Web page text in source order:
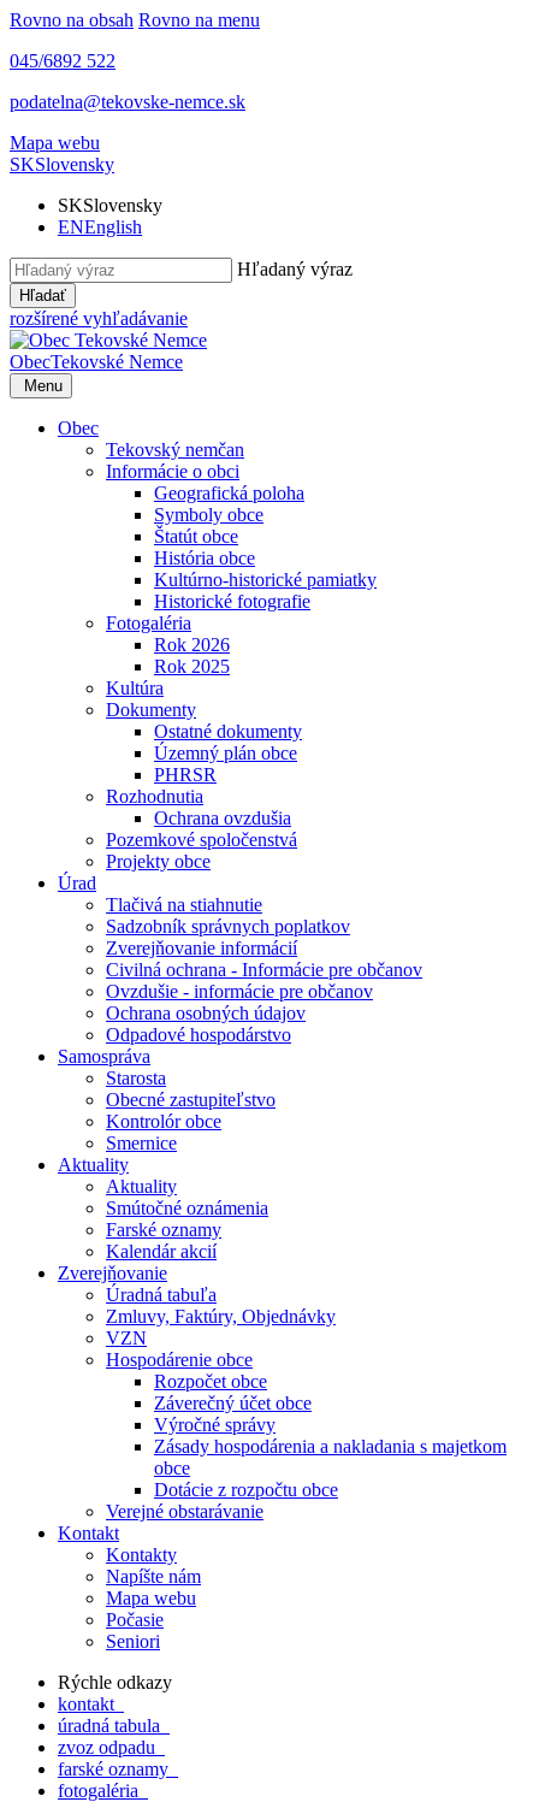
Rovno na obsah Rovno na menu
045/6892 522
podatelna@tekovske-nemce.sk
Mapa webu
SKSlovensky
SKSlovensky
ENEnglish
Hľadaný výraz
Hľadať
rozšírené vyhľadávanie
ObecTekovské Nemce
Menu
Obec
Tekovský nemčan
Informácie o obci
Geografická poloha
Symboly obce
Štatút obce
História obce
Kultúrno-historické pamiatky
Historické fotografie
Fotogaléria
Rok 2026
Rok 2025
Kultúra
Dokumenty
Ostatné dokumenty
Územný plán obce
PHRSR
Rozhodnutia
Ochrana ovzdušia
Pozemkové spoločenstvá
Projekty obce
Úrad
Tlačivá na stiahnutie
Sadzobník správnych poplatkov
Zverejňovanie informácií
Civilná ochrana - Informácie pre občanov
Ovzdušie - informácie pre občanov
Ochrana osobných údajov
Odpadové hospodárstvo
Samospráva
Starosta
Obecné zastupiteľstvo
Kontrolór obce
Smernice
Aktuality
Aktuality
Smútočné oznámenia
Farské oznamy
Kalendár akcií
Zverejňovanie
Úradná tabuľa
Zmluvy, Faktúry, Objednávky
VZN
Hospodárenie obce
Rozpočet obce
Záverečný účet obce
Výročné správy
Zásady hospodárenia a nakladania s majetkom
obce
Dotácie z rozpočtu obce
Verejné obstarávanie
Kontakt
Kontakty
Napíšte nám
Mapa webu
Počasie
Seniori
Rýchle odkazy
kontakt
úradná tabula
zvoz odpadu
farské oznamy
fotogaléria